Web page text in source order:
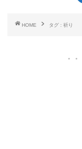
HOME タグ : 祈り